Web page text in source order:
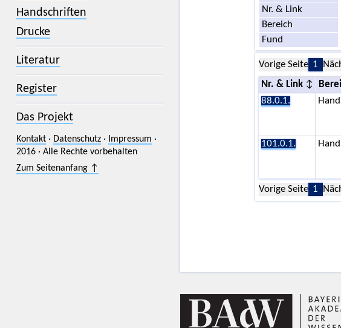
Handschriften
Drucke
Literatur
Register
Das Projekt
Kontakt· Datenschutz· Impressum ·
2016 · Alle Rechte vorbehalten
Zum Seitenanfang ↑
Nr. & Link
Bereich
Fund
Vorige Seite 1
Nr. & Link
88.0.1.
101.0.1.
Vorige Seite 1